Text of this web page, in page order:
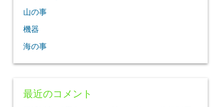
山の事
機器
海の事
最近のコメント